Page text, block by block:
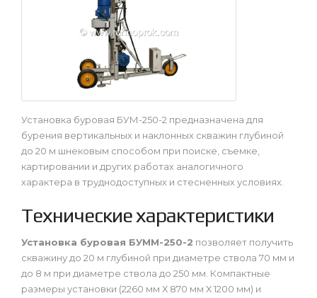
Установка буровая БУМ-250-2 предназначена для
бурения вертикальных и наклонных скважин глубиной
до 20 м шнековым способом при поиске, съемке,
картировании и других работах аналогичного
характера в труднодоступных и стесненных условиях.
Технические характеристики
Установка буровая БУММ-250-2 позволяет получить
скважину до 20 м глубиной при диаметре ствола 70 мм и
до 8 м при диаметре ствола до 250 мм. Компактные
размеры установки (2260 мм Х 870 мм Х 1200 мм) и